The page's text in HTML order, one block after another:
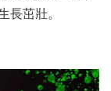
長茁壯。